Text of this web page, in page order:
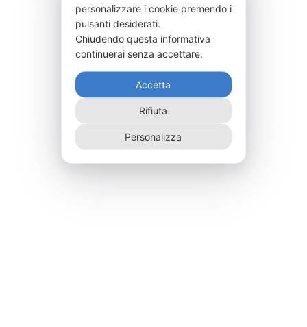
personalizzare i cookie premendo i
pulsanti desiderati.
Chiudendo questa informativa
continuerai senza accettare.
Accetta
Rifiuta
Personalizza